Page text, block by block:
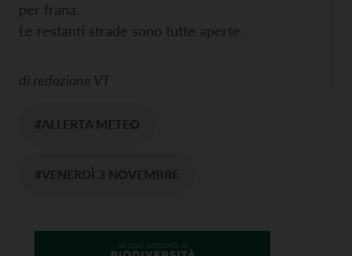
per frana.
Le restanti strade sono tutte aperte.
di redazione VT
#ALLERTA METEO
#VENERDÌ 3 NOVEMBRE